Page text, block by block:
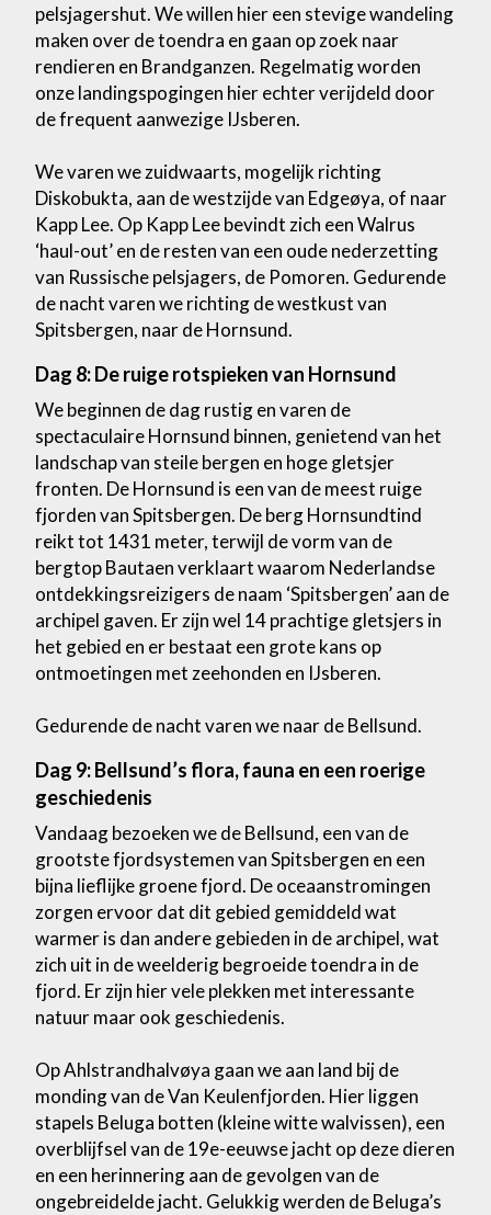
pelsjagershut. We willen hier een stevige wandeling
maken over de toendra en gaan op zoek naar
rendieren en Brandganzen. Regelmatig worden
onze landingspogingen hier echter verijdeld door
de frequent aanwezige IJsberen.
We varen we zuidwaarts, mogelijk richting
Diskobukta, aan de westzijde van Edgeøya, of naar
Kapp Lee. Op Kapp Lee bevindt zich een Walrus
‘haul-out’ en de resten van een oude nederzetting
van Russische pelsjagers, de Pomoren. Gedurende
de nacht varen we richting de westkust van
Spitsbergen, naar de Hornsund.
Dag 8: De ruige rotspieken van Hornsund
We beginnen de dag rustig en varen de
spectaculaire Hornsund binnen, genietend van het
landschap van steile bergen en hoge gletsjer
fronten. De Hornsund is een van de meest ruige
fjorden van Spitsbergen. De berg Hornsundtind
reikt tot 1431 meter, terwijl de vorm van de
bergtop Bautaen verklaart waarom Nederlandse
ontdekkingsreizigers de naam ‘Spitsbergen’ aan de
archipel gaven. Er zijn wel 14 prachtige gletsjers in
het gebied en er bestaat een grote kans op
ontmoetingen met zeehonden en IJsberen.
Gedurende de nacht varen we naar de Bellsund.
Dag 9: Bellsund’s flora, fauna en een roerige
geschiedenis
Vandaag bezoeken we de Bellsund, een van de
grootste fjordsystemen van Spitsbergen en een
bijna lieflijke groene fjord. De oceaanstromingen
zorgen ervoor dat dit gebied gemiddeld wat
warmer is dan andere gebieden in de archipel, wat
zich uit in de weelderig begroeide toendra in de
fjord. Er zijn hier vele plekken met interessante
natuur maar ook geschiedenis.
Op Ahlstrandhalvøya gaan we aan land bij de
monding van de Van Keulenfjorden. Hier liggen
stapels Beluga botten (kleine witte walvissen), een
overblijfsel van de 19e-eeuwse jacht op deze dieren
en een herinnering aan de gevolgen van de
ongebreidelde jacht. Gelukkig werden de Beluga’s